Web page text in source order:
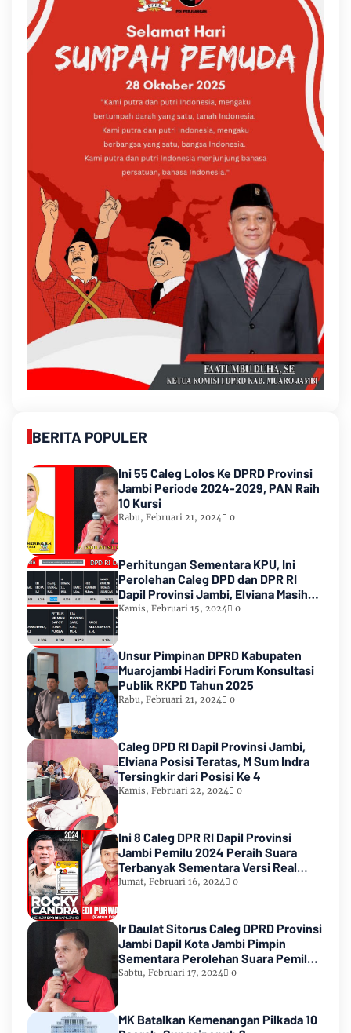
BERITA POPULER
Ini 55 Caleg Lolos Ke DPRD Provinsi
Jambi Periode 2024-2029, PAN Raih
10 Kursi
Rabu, Februari 21, 2024 0
Perhitungan Sementara KPU, Ini
Perolehan Caleg DPD dan DPR RI
Dapil Provinsi Jambi, Elviana Masih
Urutan Kedua Teratas
Kamis, Februari 15, 2024 0
Unsur Pimpinan DPRD Kabupaten
Muarojambi Hadiri Forum Konsultasi
Publik RKPD Tahun 2025
Rabu, Februari 21, 2024 0
Caleg DPD RI Dapil Provinsi Jambi,
Elviana Posisi Teratas, M Sum Indra
Tersingkir dari Posisi Ke 4
Kamis, Februari 22, 2024 0
Ini 8 Caleg DPR RI Dapil Provinsi
Jambi Pemilu 2024 Peraih Suara
Terbanyak Sementara Versi Real
Count KPU RI
Jumat, Februari 16, 2024 0
Ir Daulat Sitorus Caleg DPRD Provinsi
Jambi Dapil Kota Jambi Pimpin
Sementara Perolehan Suara Pemilu
2024
Sabtu, Februari 17, 2024 0
MK Batalkan Kemenangan Pilkada 10